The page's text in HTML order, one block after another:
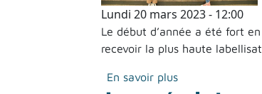
Lundi 20 mars 2023 - 12:00
Le début d’année a été fort
recevoir la plus haute
En savoir plussur Junior-